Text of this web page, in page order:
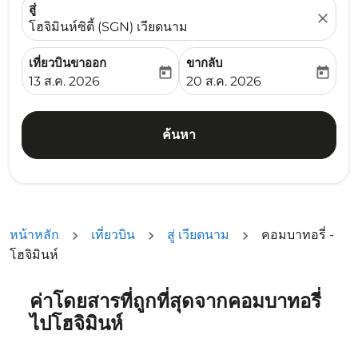
สู่
โฮจิมินห์ซิตี้ (SGN) เวียดนาม
close
เที่ยวบินขาออก
fc-booking-departure-date-aria-label
13 ส.ค. 2026
today
ขากลับ
fc-booking-return-date-
20 ส.ค. 2026
today
ค้นหา
หน้าหลัก เที่ยวบิน สู่ เวียดนาม
คอมบาทอรี่ -
โฮจิมินห์
ค่าโดยสารที่ถูกที่สุดจากคอมบาทอรี่
ไปโฮจิมินห์
ลองอัปเดตเส้นทางของคุณ (ต้นทางและ/หรือปลายทาง) หรื